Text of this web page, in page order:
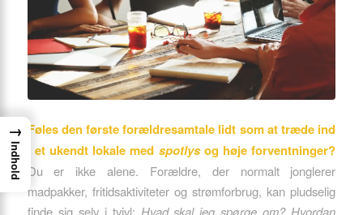
Føles den første forældresamtale lidt som at træde ind
i et ukendt lokale med spotlysog høje forventninger?
Du er ikke alene. Forældre, der normalt jonglerer
madpakker, fritidsaktiviteter og strømforbrug, kan pludselig
finde sig selv i tvivl: Hvad skal jeg spørge om? Hvordan
→
Indhold